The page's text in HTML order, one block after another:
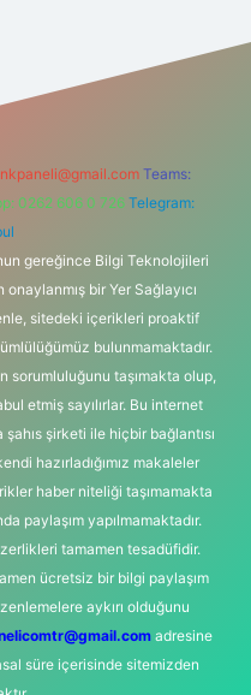
Teams:
0262 606 0 726 Telegram:
gereğince Bilgi Teknolojileri
bir Yer Sağlayıcı
sitedeki içerikleri proaktif
bulunmamaktadır.
sorumluluğunu taşımakta olup,
etmiş sayılırlar. Bu internet
şirketi ile hiçbir bağlantısı
hazırladığımız makaleler
haber niteliği taşımamakta
paylaşım yapılmamaktadır.
tamamen tesadüfidir.
ücretsiz bir bilgi paylaşım
aykırı olduğunu
adresine
süre içerisinde sitemizden